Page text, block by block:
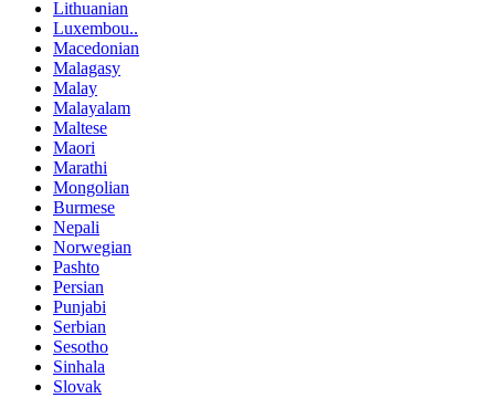
Lithuanian
Luxembou..
Macedonian
Malagasy
Malay
Malayalam
Maltese
Maori
Marathi
Mongolian
Burmese
Nepali
Norwegian
Pashto
Persian
Punjabi
Serbian
Sesotho
Sinhala
Slovak